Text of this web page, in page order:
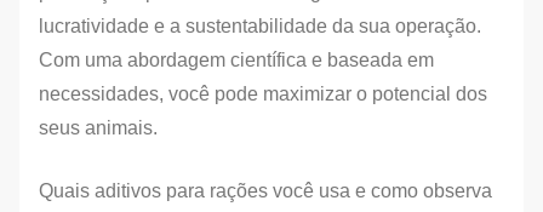
lucratividade e a sustentabilidade da sua operação.
Com uma abordagem científica e baseada em
necessidades, você pode maximizar o potencial dos
seus animais.
Quais aditivos para rações você usa e como observa